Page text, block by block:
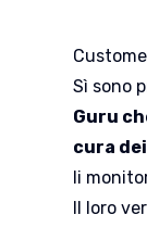
Sì sono
Guru
cura
li
Il loro